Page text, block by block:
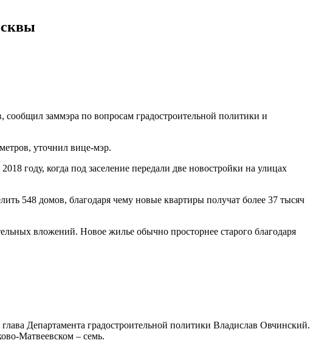
заммэра по вопросам градостроительной политики и
уточнил вице-мэр.
году, когда под заселение передали две новостройки на улицах
548 домов, благодаря чему новые квартиры получат более 37 тысяч
вложений. Новое жилье обычно просторнее старого благодаря
Департамента градостроительной политики Владислав Овчинский.
Матвеевском – семь.